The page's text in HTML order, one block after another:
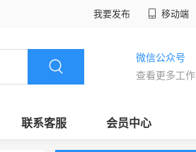
我要发布 移动端
微信公众号
查看更多工作
联系客服 会员中心